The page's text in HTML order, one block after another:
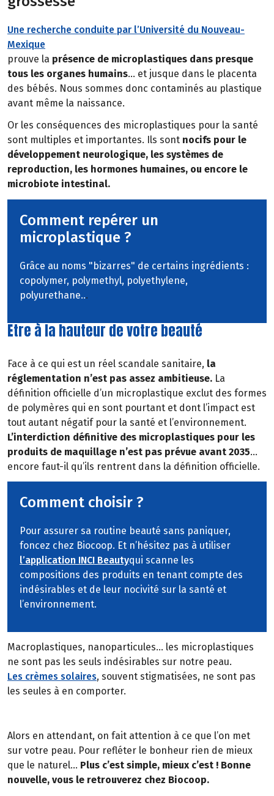
Une recherche conduite par l’Université du Nouveau-
Mexique
prouve la présence de microplastiques dans presque
tous les organes humains… et jusque dans le placenta
des bébés. Nous sommes donc contaminés au plastique
avant même la naissance.
Or les conséquences des microplastiques pour la santé
sont multiples et importantes. Ils sont nocifs pour le
développement neurologique, les systèmes de
reproduction, les hormones humaines, ou encore le
microbiote intestinal.
Comment repérer un
microplastique ?
Grâce au noms "bizarres" de certains ingrédients :
copolymer, polymethyl, polyethylene,
polyurethane...
Etre à la hauteur de votre beauté
Face à ce qui est un réel scandale sanitaire, la
réglementation n’est pas assez ambitieuse. La
définition officielle d’un microplastique exclut des formes
de polymères qui en sont pourtant et dont l’impact est
tout autant négatif pour la santé et l’environnement.
L’interdiction définitive des microplastiques pour les
produits de maquillage n’est pas prévue avant 2035…
encore faut-il qu’ils rentrent dans la définition officielle.
Comment choisir ?
Pour assurer sa routine beauté sans paniquer,
foncez chez Biocoop. Et n’hésitez pas à utiliser
l’application INCI Beautyqui scanne les
compositions des produits en tenant compte des
indésirables et de leur nocivité sur la santé et
l’environnement.
Macroplastiques, nanoparticules… les microplastiques
ne sont pas les seuls indésirables sur notre peau.
Les crèmes solaires, souvent stigmatisées, ne sont pas
les seules à en comporter.
Alors en attendant, on fait attention à ce que l’on met
sur votre peau. Pour refléter le bonheur rien de mieux
que le naturel… Plus c’est simple, mieux c’est ! Bonne
nouvelle, vous le retrouverez chez Biocoop.